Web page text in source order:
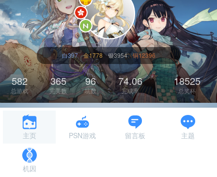
白397 金1778 银3954 铜12396
582
总游戏
365
完美数
96
坑数
74.06
完成率
18525
总奖杯
主页 PSN游戏 留言板 主题
机因